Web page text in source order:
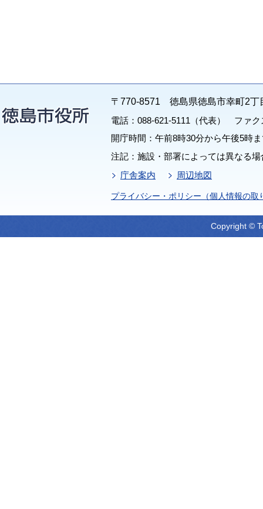
〒770-8571 徳島県徳島市幸町2丁
電話：088-621-5111（代表） ファク
開庁時間：午前8時30分から午後5時
注記：施設・部署によっては異なる
庁舎案内
周辺地図
プライバシー・ポリシー（個人情報の取
Copyright ©